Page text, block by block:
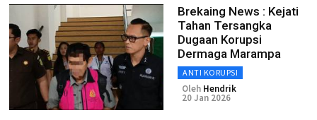
Brekaing News : Kejati
Tahan Tersangka
Dugaan Korupsi
Dermaga Marampa
ANTI KORUPSI
Oleh Hendrik
20 Jan 2026